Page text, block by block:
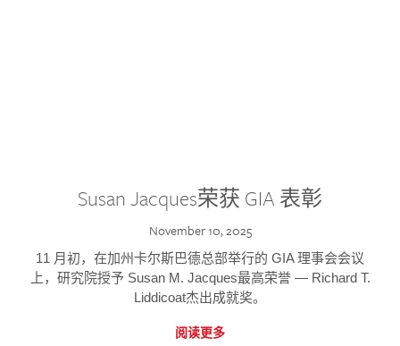
Susan Jacques荣获 GIA 表彰
November 10, 2025
11 月初，在加州卡尔斯巴德总部举行的 GIA 理事会会议
上，研究院授予 Susan M. Jacques最高荣誉 — Richard T.
Liddicoat杰出成就奖。
阅读更多